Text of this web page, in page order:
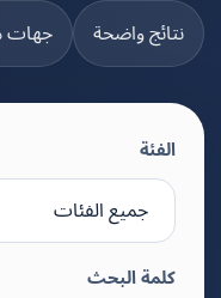
واضحة جهات موثقة
كلمة البحث